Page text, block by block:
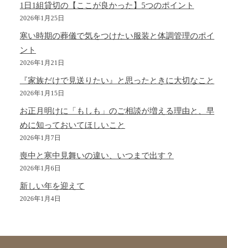
1日1組貸切の【ここが良かった】5つのポイント
2026年1月25日
寒い時期の葬儀で気をつけたい服装と体調管理のポイ
ント
2026年1月21日
『家族だけで見送りたい』と思ったときに大切なこと
2026年1月15日
お正月明けに「もしも」のご相談が増える理由と、早
めに知っておいてほしいこと
2026年1月7日
喪中と寒中見舞いの違い、いつまで出す？
2026年1月6日
新しい年を迎えて
2026年1月4日